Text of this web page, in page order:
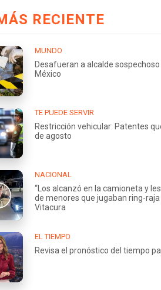
RECIENTE
MUNDO
Desafueran a alcalde
México
TE PUEDE SERVIR
Restricción vehicular: Patentes
de agosto
NACIONAL
“Los alcanzó en la camioneta y
de menores que jugaban ring-
Vitacura
EL TIEMPO
Revisa el pronóstico del tiempo